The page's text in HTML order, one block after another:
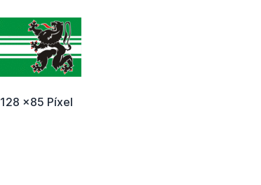
128 x85 Píxel